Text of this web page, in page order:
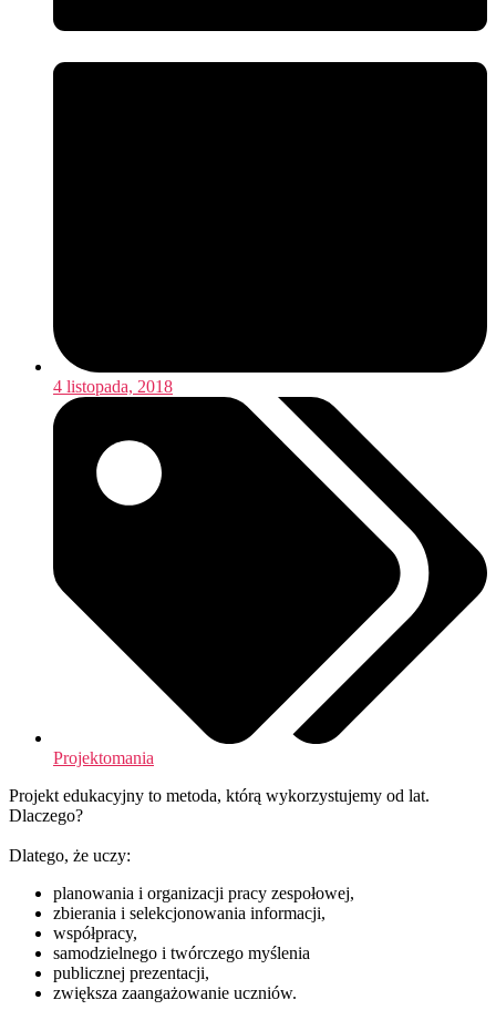
4 listopada, 2018
Projektomania
Projekt edukacyjny to metoda, którą wykorzystujemy od lat.
Dlaczego?
Dlatego, że uczy:
planowania i organizacji pracy zespołowej,
zbierania i selekcjonowania informacji,
współpracy,
samodzielnego i twórczego myślenia
publicznej prezentacji,
zwiększa zaangażowanie uczniów.